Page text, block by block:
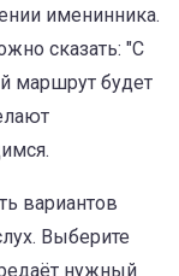
именинника.
сказать: "С
маршрут будет
вариантов
Выберите
нужный